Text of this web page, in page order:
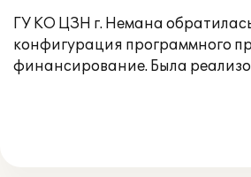
ГУ КО ЦЗН г. Немана
конфигурация программного
финансирование. Была